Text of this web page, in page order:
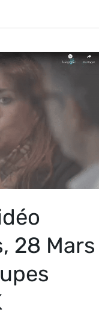
28 Mars